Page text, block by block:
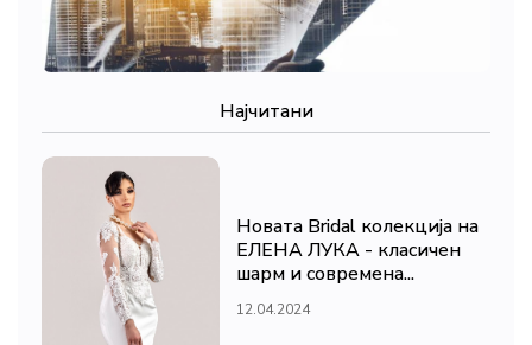
Најчитани
Новата Bridal колекција на
ЕЛЕНА ЛУКА - класичен
шарм и современа...
12.04.2024